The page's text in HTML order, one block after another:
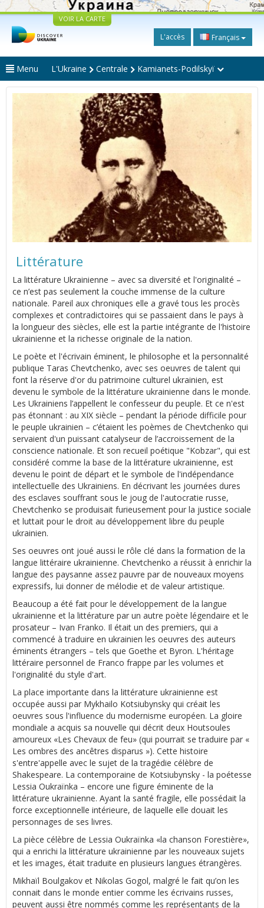
VOIR LA CARTE
L'accès Français
Menu L'Ukraine Centrale Kamianets-Podilskyï
Littérature
La littérature Ukrainienne – avec sa diversité et l'originalité –
ce n’est pas seulement la couche immense de la culture
nationale. Pareil aux chroniques elle a gravé tous les procès
complexes et contradictoires qui se passaient dans le pays à
la longueur des siècles, elle est la partie intégrante de l'histoire
ukrainienne et la richesse originale de la nation.
Le poète et l'écrivain éminent, le philosophe et la personnalité
publique Taras Chevtchenko, avec ses oeuvres de talent qui
font la réserve d'or du patrimoine culturel ukrainien, est
devenu le symbole de la littérature ukrainienne dans le monde.
Les Ukrainiens l’appellent le confesseur du peuple. Et ce n'est
pas étonnant : au XIX siècle – pendant la période difficile pour
le peuple ukrainien – c’étaient les poèmes de Chevtchenko qui
servaient d'un puissant catalyseur de l’accroissement de la
conscience nationale. Et son recueil poétique "Kobzar", qui est
considéré comme la base de la littérature ukrainienne, est
devenu le point de départ et le symbole de l'indépendance
intellectuelle des Ukrainiens. En décrivant les journées dures
des esclaves souffrant sous le joug de l'autocratie russe,
Chevtchenko se produisait furieusement pour la justice sociale
et luttait pour le droit au développement libre du peuple
ukrainien.
Ses oeuvres ont joué aussi le rôle clé dans la formation de la
langue littéraire ukrainienne. Chevtchenko a réussit à enrichir la
langue des paysanne assez pauvre par de nouveaux moyens
expressifs, lui donner de mélodie et de valeur artistique.
Beaucoup a été fait pour le développement de la langue
ukrainienne et la littérature par un autre poète légendaire et le
prosateur – Ivan Franko. Il était un des premiers, qui a
commencé à traduire en ukrainien les oeuvres des auteurs
éminents étrangers – tels que Goethe et Byron. L'héritage
littéraire personnel de Franco frappe par les volumes et
l'originalité du style d'art.
La place importante dans la littérature ukrainienne est
occupée aussi par Mykhailo Kotsiubynsky qui créait les
oeuvres sous l'influence du modernisme européen. La gloire
mondiale a acquis sa nouvelle qui décrit deux Houtsoules
amoureux «Les Chevaux de feu» (qui pourrait se traduire par «
Les ombres des ancêtres disparus »). Cette histoire
s'entre'appelle avec le sujet de la tragédie célèbre de
Shakespeare. La contemporaine de Kotsiubynsky - la poétesse
Lessia Oukraïnka – encore une figure éminente de la
littérature ukrainienne. Ayant la santé fragile, elle possédait la
force exceptionnelle intérieure, de laquelle elle douait les
personnages de ses livres.
La pièce célèbre de Lessia Oukraïnka «la chanson Forestière»,
qui a enrichi la littérature ukrainienne par les nouveaux sujets
et les images, était traduite en plusieurs langues étrangères.
Mikhaïl Boulgakov et Nikolas Gogol, malgré le fait qu’on les
connait dans le monde entier comme les écrivains russes,
peuvent aussi être nommés comme les représentants de la